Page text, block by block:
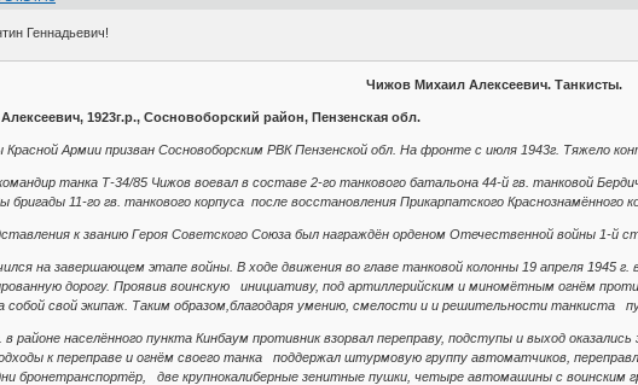
Геннадьевич!
Чижов Михаил Алексеевич. Танкисты.
1923г.р., Сосновоборский район, Пензенская обл.
Красной Армии призван Сосновоборским РВК Пензенской обл. На фронте с июля 1943г. Тяжело
танка Т-34/85 Чижов воевал в составе 2-го танкового батальона 44-й гв. танковой
бригады 11-го гв. танкового корпуса после восстановления Прикарпатского Краснознамённого
к званию Героя Советского Союза был награждён орденом Отечественной войны 1-
на завершающем этапе войны. В ходе движения во главе танковой колонны 19 апреля 1945
дорогу. Проявив воинскую инициативу, под артиллерийским и миномётным огнём
собой свой экипаж. Таким образом,благодаря умению, смелости и и решительности танкиста
в районе населённого пункта Кинбаум противник взорвал переправу, подступы и выход
к переправе и огнём своего танка поддержал штурмовую группу автоматчиков,
бронетранспортёр, две крупнокалиберные зенитные пушки, четыре автомашины с воинским